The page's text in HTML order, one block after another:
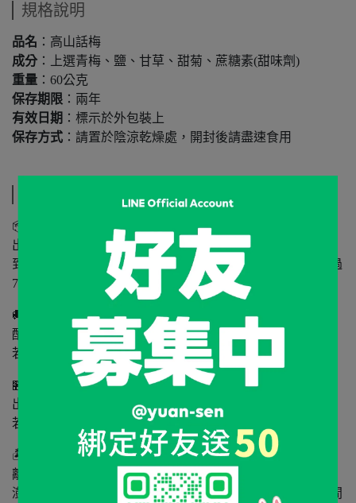
規格說明
品名 ：高山話梅
成分 ：上選青梅、鹽、甘草、甜菊、蔗糖素(甜味劑)
重量 ：60公克
保存期限 ：兩年
有效日期 ：標示於外包裝上
保存方式 ：請置於陰涼乾燥處，開封後請盡速食用
📦出貨與配送說明
出貨時間：週一至週六（週日不出貨）
到貨時間：一般 5 個工作天內（不含例假日）送達，若超過
7 天未收到，請聯絡客服
🚚【宅配｜黑貓宅急便】
配送範圍為台灣本島(不含郵政信箱)
若有特殊收件需求，請於訂單中備註
🏪【超商取貨】
出貨後約 3～5 天送達門市，將以簡訊通知
若商品超過超商材積限制，將通知您改由宅配寄出
🏝️【離島地區】
離島地區以中華郵政寄送
澎湖、金門、馬祖、蘭嶼、綠島以郵局配送為主，配送時間